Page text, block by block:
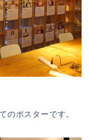
のポスターです。